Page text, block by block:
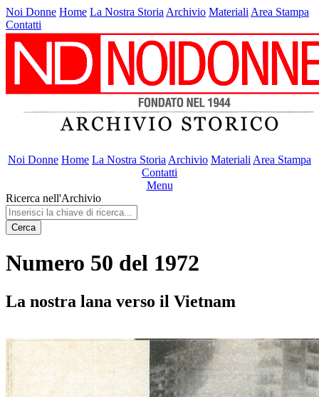
Noi Donne Home La Nostra Storia Archivio Materiali Area Stampa
Contatti
Noi Donne Home La Nostra Storia Archivio Materiali Area Stampa
Contatti
Menu
Ricerca nell'Archivio
Cerca
Numero 50 del 1972
La nostra lana verso il Vietnam